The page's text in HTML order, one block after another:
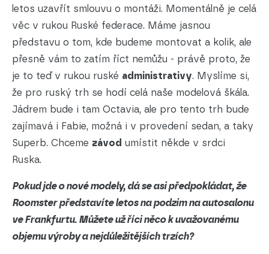
letos uzavřít smlouvu o montáži. Momentálně je celá
věc v rukou Ruské federace. Máme jasnou
představu o tom, kde budeme montovat a kolik, ale
přesně vám to zatím říct nemůžu - právě proto, že
je to teď v rukou ruské administrativy. Myslíme si,
že pro ruský trh se hodí celá naše modelová škála.
Jádrem bude i tam Octavia, ale pro tento trh bude
zajímavá i Fabie, možná i v provedení sedan, a taky
Superb. Chceme závod umístit někde v srdci
Ruska.
Pokud jde o nové modely, dá se asi předpokládat, že
Roomster představíte letos na podzim na autosalonu
ve Frankfurtu. Můžete už říci něco k uvažovanému
objemu výroby a nejdůležitějších trzích?